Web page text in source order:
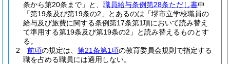
条から第20条まで」と、 職員給与条例第28条ただし書中
「第19条及び第19条の2」とあるのは「堺市立学校職員の
給与及び旅費に関する条例第17条第1項において読み替え
て準用する第19条及び第19条の2」と読み替えるものとす
る。
2
前項の規定は、 第21条第1項の教育委員会規則で指定する
職を占める職員には適用しない。